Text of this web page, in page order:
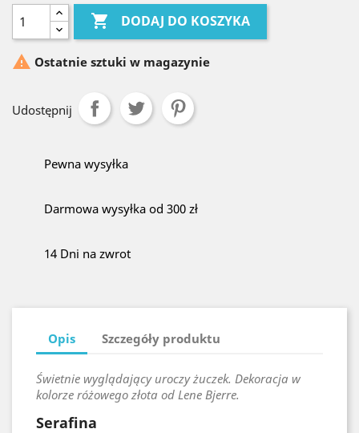
 DODAJ DO KOSZYKA
 Ostatnie sztuki w magazynie
Udostępnij
Pewna wysyłka
Darmowa wysyłka od 300 zł
14 Dni na zwrot
Opis Szczegóły produktu
Świetnie wyglądający uroczy żuczek. Dekoracja w
kolorze różowego złota od Lene Bjerre.
Serafina